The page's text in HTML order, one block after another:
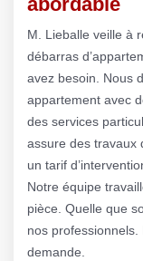
M. Lieballe veille à
débarras
avez besoin. Nous
appartement avec
des services
assure des travaux
un tarif
Notre équipe
pièce. Quelle que
nos
demande.